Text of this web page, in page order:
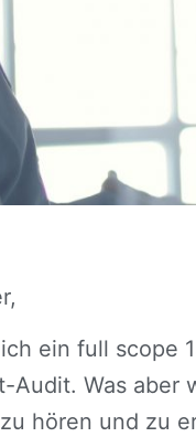
ein full
Was
hören und zu